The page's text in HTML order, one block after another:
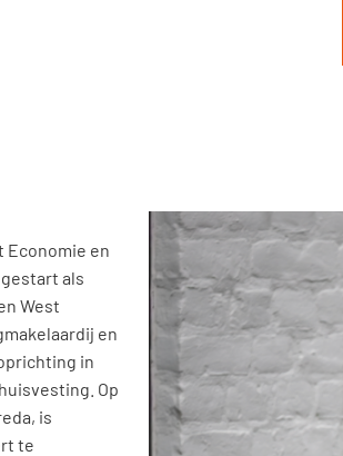
Home
Aanbod
Diensten
Over ons
Contact
Economie en
als
West
en
in
Op
is
te